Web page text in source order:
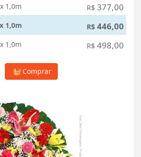
1,0m
R$ 377,00
1,0m R$ 446,00
1,0m R$ 498,00
Comprar